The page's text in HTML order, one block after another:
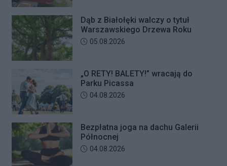
Dąb z Białołęki walczy o tytuł
Warszawskiego Drzewa Roku
Data dodania artykułu:
05.08.2026
„O RETY! BALETY!” wracają do
Parku Picassa
Data dodania artykułu:
04.08.2026
Bezpłatna joga na dachu Galerii
Północnej
Data dodania artykułu:
04.08.2026